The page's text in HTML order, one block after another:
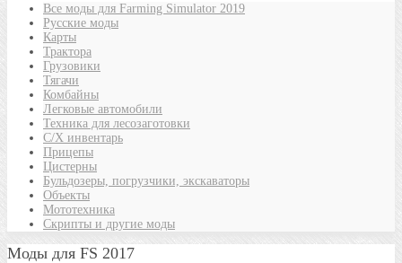
Все моды для Farming Simulator 2019
Русские моды
Карты
Трактора
Грузовики
Тягачи
Комбайны
Легковые автомобили
Техника для лесозаготовки
С/Х инвентарь
Прицепы
Цистерны
Бульдозеры, погрузчики, экскаваторы
Объекты
Мототехника
Скрипты и другие моды
Моды для FS 2017